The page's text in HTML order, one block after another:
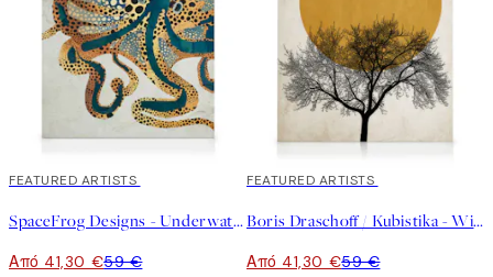
30%*
FEATURED ARTISTS
SpaceFrog Designs - Underwater Dream Καμβάς
Από 41,30 €59 €
30%*
FEATURED ARTISTS
Boris Draschoff / Kubistika - Winter Morning Καμβάς
Από 41,30 €59 €